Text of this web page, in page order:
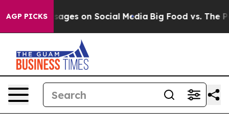
AGP PICKS
Messages on Social Media Big Food vs. The